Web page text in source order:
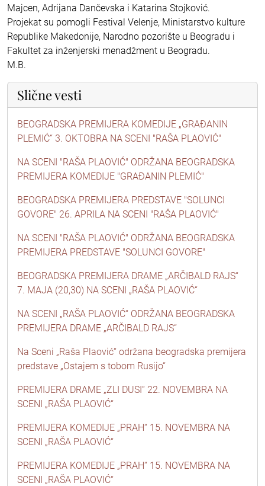
Majcen, Adrijana Dančevska i Katarina Stojković.
Projekat su pomogli Festival Velenje, Ministarstvo kulture
Republike Makedonije, Narodno pozorište u Beogradu i
Fakultet za inženjerski menadžment u Beogradu.
M.B.
Slične vesti
BEOGRADSKA PREMIJERA KOMEDIJE „GRAĐANIN
PLEMIĆ“ 3. OKTOBRA NA SCENI "RAŠA PLAOVIĆ"
NA SCENI "RAŠA PLAOVIĆ" ODRŽANA BEOGRADSKA
PREMIJERA KOMEDIJE "GRAĐANIN PLEMIĆ"
BEOGRADSKA PREMIJERA PREDSTAVE "SOLUNCI
GOVORE" 26. APRILA NA SCENI "RAŠA PLAOVIĆ"
NA SCENI "RAŠA PLAOVIĆ" ODRŽANA BEOGRADSKA
PREMIJERA PREDSTAVE "SOLUNCI GOVORE"
BEOGRADSKA PREMIJERA DRAME „ARČIBALD RAJS“
7. MAJA (20,30) NA SCENI „RAŠA PLAOVIĆ“
NA SCENI „RAŠA PLAOVIĆ“ ODRŽANA BEOGRADSKA
PREMIJERA DRAME „ARČIBALD RAJS“
Na Sceni „Raša Plaović“ održana beogradska premijera
predstave „Ostajem s tobom Rusijo“
PREMIJERA DRAME „ZLI DUSI“ 22. NOVEMBRA NA
SCENI „RAŠA PLAOVIĆ“
PREMIJERA KOMEDIJE „PRAH“ 15. NOVEMBRA NA
SCENI „RAŠA PLAOVIĆ“
PREMIJERA KOMEDIJE „PRAH“ 15. NOVEMBRA NA
SCENI „RAŠA PLAOVIĆ“